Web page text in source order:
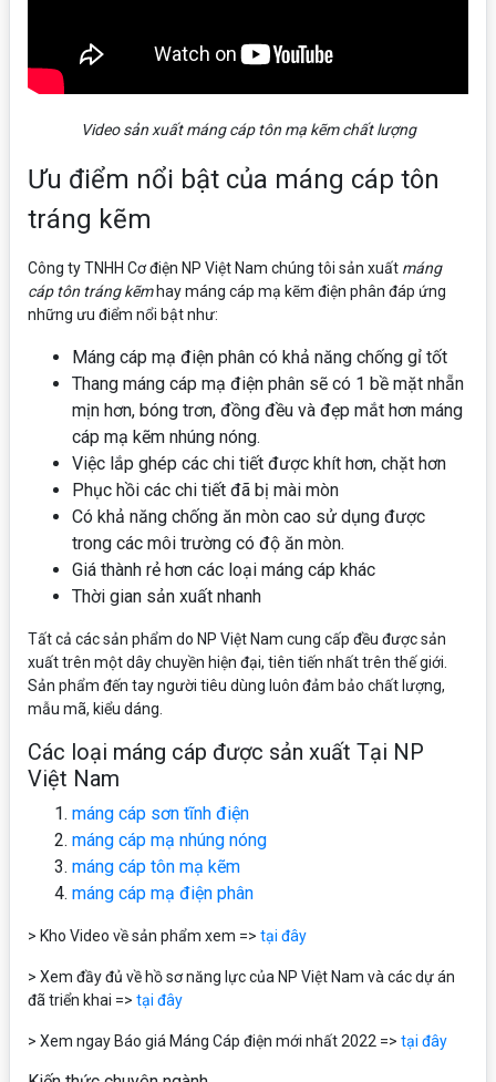
Video sản xuất máng cáp tôn mạ kẽm chất lượng
Ưu điểm nổi bật của máng cáp tôn
tráng kẽm
Công ty TNHH Cơ điện NP Việt Nam chúng tôi sản xuất máng
cáp tôn tráng kẽmhay máng cáp mạ kẽm điện phân đáp ứng
những ưu điểm nổi bật như:
Máng cáp mạ điện phân có khả năng chống gỉ tốt
Thang máng cáp mạ điện phân sẽ có 1 bề mặt nhẵn
mịn hơn, bóng trơn, đồng đều và đẹp mắt hơn máng
cáp mạ kẽm nhúng nóng.
Việc lắp ghép các chi tiết được khít hơn, chặt hơn
Phục hồi các chi tiết đã bị mài mòn
Có khả năng chống ăn mòn cao sử dụng được
trong các môi trường có độ ăn mòn.
Giá thành rẻ hơn các loại máng cáp khác
Thời gian sản xuất nhanh
Tất cả các sản phẩm do NP Việt Nam cung cấp đều được sản
xuất trên một dây chuyền hiện đại, tiên tiến nhất trên thế giới.
Sản phẩm đến tay người tiêu dùng luôn đảm bảo chất lượng,
mẫu mã, kiểu dáng.
Các loại máng cáp được sản xuất Tại NP
Việt Nam
máng cáp sơn tĩnh điện
máng cáp mạ nhúng nóng
máng cáp tôn mạ kẽm
máng cáp mạ điện phân
> Kho Video về sản phẩm xem => tại đây
> Xem đầy đủ về hồ sơ năng lực của NP Việt Nam và các dự án
đã triển khai => tại đây
> Xem ngay Báo giá Máng Cáp điện mới nhất 2022 => tại đây